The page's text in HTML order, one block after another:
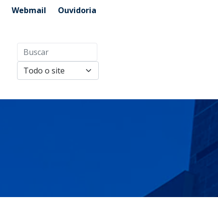
Webmail Ouvidoria